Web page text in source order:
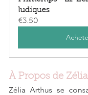
ludiques
€3.50
À Propos de
Zélia Arthus se